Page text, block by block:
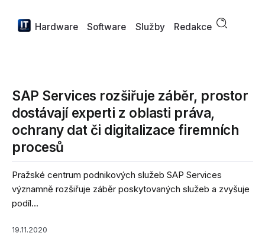
Hardware Software Služby Redakce
SAP Services rozšiřuje záběr, prostor
dostávají experti z oblasti práva,
ochrany dat či digitalizace firemních
procesů
Pražské centrum podnikových služeb SAP Services
významně rozšiřuje záběr poskytovaných služeb a zvyšuje
podíl...
19.11.2020